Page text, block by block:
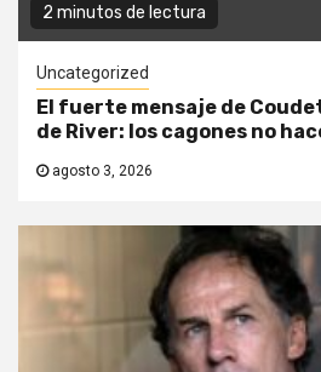
2 minutos de lectura
Uncategorized
El fuerte mensaje de
de River: los cagones no
agosto 3, 2026